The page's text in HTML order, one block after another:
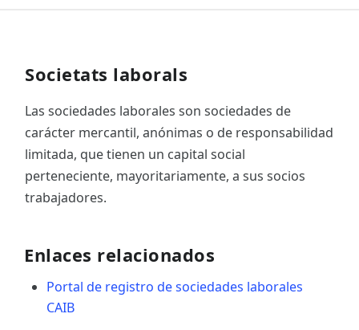
Societats laborals
Las sociedades laborales son sociedades de
carácter mercantil, anónimas o de responsabilidad
limitada, que tienen un capital social
perteneciente, mayoritariamente, a sus socios
trabajadores.
Enlaces relacionados
Portal de registro de sociedades laborales
CAIB